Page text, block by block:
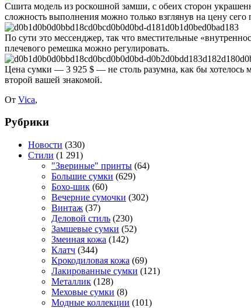
Сшита модель из роскошной замши, с обеих сторон
сложность выполнения можно только взглянув на цену сего
По сути это мессенджер, так что вместительные
плечевого ремешка можно регулировать.
Цена сумки — 3 925 $ — не столь разумна, как бы хотелось
второй вашей знакомой.
От Vica,
Рубрики
Новости (330)
Стили (1 291)
"Звериные" принты (64)
Большие сумки (629)
Бохо-шик (60)
Вечерние сумочки (302)
Винтаж (37)
Деловой стиль (230)
Замшевые сумки (52)
Змеиная кожа (142)
Клатч (344)
Крокодиловая кожа (69)
Лакированные сумки (121)
Металлик (128)
Меховые сумки (8)
Модные коллекции (101)